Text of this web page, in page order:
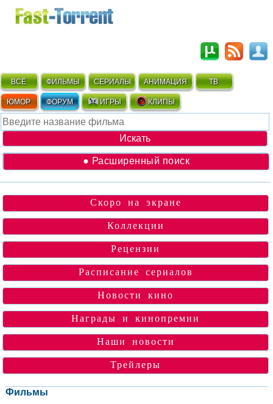
ВСЁ ФИЛЬМЫ СЕРИАЛЫ АНИМАЦИЯ ТВ
ЮМОР ФОРУМ ИГРЫ КЛИПЫ
● Расширенный поиск
Скоро на экране
Коллекции
Рецензии
Расписание сериалов
Новости кино
Награды и кинопремии
Наши новости
Трейлеры
Фильмы